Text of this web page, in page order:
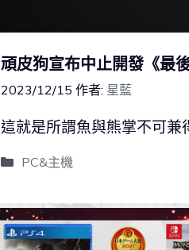
頑皮狗宣布中止開發《最
2023/12/15 作者: 星藍
這就是所謂魚與熊掌不可兼
PC&主機